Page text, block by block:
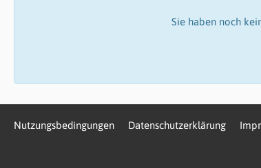
Sie haben noch
Nutzungsbedingungen Datenschutzerklärung